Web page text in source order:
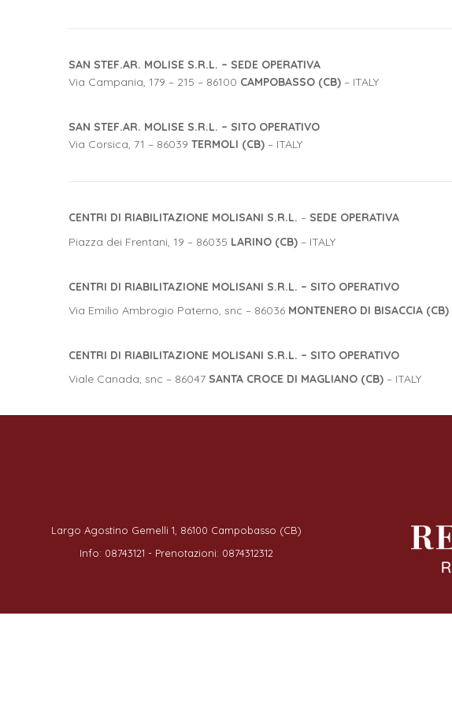
SAN STEF.AR. MOLISE S.R.L. – SEDE OPERATIVA
Via Campania, 179 – 215 – 86100 CAMPOBASSO (CB) – ITALY
SAN STEF.AR. MOLISE S.R.L. – SITO OPERATIVO
Via Corsica, 71 – 86039 TERMOLI (CB) – ITALY
CENTRI DI RIABILITAZIONE MOLISANI S.R.L. – SEDE OPERATIVA
Piazza dei Frentani, 19 – 86035 LARINO (CB) – ITALY
CENTRI DI RIABILITAZIONE MOLISANI S.R.L. – SITO OPERATIVO
Via Emilio Ambrogio Paterno, snc – 86036 MONTENERO DI BISACCIA (CB)
CENTRI DI RIABILITAZIONE MOLISANI S.R.L. – SITO OPERATIVO
Viale Canada, snc – 86047 SANTA CROCE DI MAGLIANO (CB) – ITALY
Largo Agostino Gemelli 1, 86100 Campobasso (CB)
Info: 08743121 - Prenotazioni: 0874312312